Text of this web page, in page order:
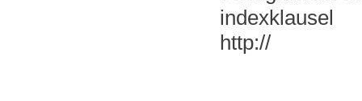
indexklausel
http://